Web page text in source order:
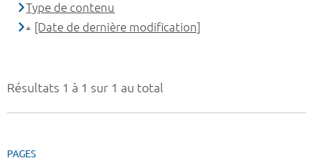
Résultats 1 à 1 sur 1 au total
PAGES
Type de contenu
[Date de dernière modification]